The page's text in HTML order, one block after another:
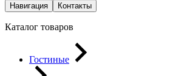
Навигация Контакты
Каталог товаров
Гостиные